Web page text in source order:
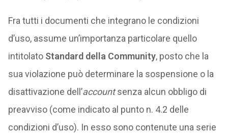
Fra tutti i documenti che integrano le condizioni
d’uso, assume un’importanza particolare quello
intitolato Standard della Community, posto che la
sua violazione può determinare la sospensione o la
disattivazione dell’accountsenza alcun obbligo di
preavviso (come indicato al punto n. 4.2 delle
condizioni d’uso). In esso sono contenute una serie